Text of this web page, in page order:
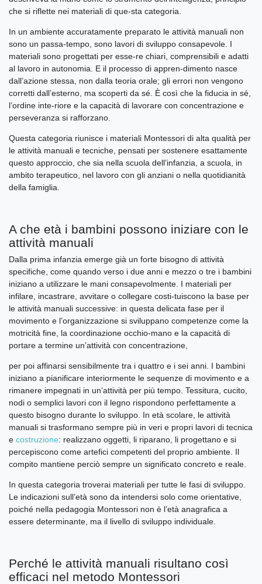
che si riflette nei materiali di que-sta categoria.
In un ambiente accuratamente preparato le attività manuali non
sono un passa-tempo, sono lavori di sviluppo consapevole. I
materiali sono progettati per esse-re chiari, comprensibili e adatti
al lavoro in autonomia. E il processo di appren-dimento nasce
dall’azione stessa, non dalla teoria orale; gli errori non vengono
corretti dall’esterno, ma scoperti da sé. È così che la fiducia in sé,
l’ordine inte-riore e la capacità di lavorare con concentrazione e
perseveranza si rafforzano.
Questa categoria riunisce i materiali Montessori di alta qualità per
le attività manuali e tecniche, pensati per sostenere esattamente
questo approccio, che sia nella scuola dell’infanzia, a scuola, in
ambito terapeutico, nel lavoro con gli anziani o nella quotidianità
della famiglia.
A che età i bambini possono iniziare con le
attività manuali
Dalla prima infanzia emerge già un forte bisogno di attività
specifiche, come quando verso i due anni e mezzo o tre i bambini
iniziano a utilizzare le mani consapevolmente. I materiali per
infilare, incastrare, avvitare o collegare costi-tuiscono la base per
le attività manuali successive: in questa delicata fase per il
movimento e l’organizzazione si sviluppano competenze come la
motricità fine, la coordinazione occhio-mano e la capacità di
portare a termine un’attività con concentrazione,
per poi affinarsi sensibilmente tra i quattro e i sei anni. I bambini
iniziano a pianificare interiormente le sequenze di movimento e a
rimanere impegnati in un’attività per più tempo. Tessitura, cucito,
nodi o semplici lavori con il legno rispondono perfettamente a
questo bisogno durante lo sviluppo. In età scolare, le attività
manuali si trasformano sempre più in veri e propri lavori di tecnica
e costruzione: realizzano oggetti, li riparano, li progettano e si
percepiscono come artefici competenti del proprio ambiente. Il
compito mantiene perciò sempre un significato concreto e reale.
In questa categoria troverai materiali per tutte le fasi di sviluppo.
Le indicazioni sull’età sono da intendersi solo come orientative,
poiché nella pedagogia Montessori non è l’età anagrafica a
essere determinante, ma il livello di sviluppo individuale.
Perché le attività manuali risultano così
efficaci nel metodo Montessori